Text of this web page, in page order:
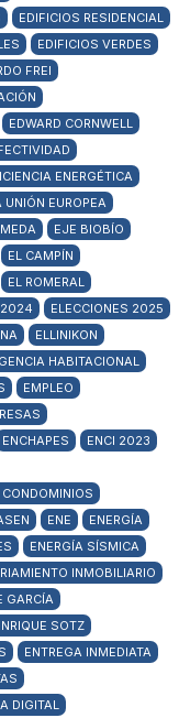
EDIFICIOS RESIDENCIAL
EDIFICIOS VERDES
FREI
EDWARD CORNWELL
ENERGÉTICA
UNIÓN EUROPEA
EJE BIOBÍO
EL CAMPÍN
EL ROMERAL
2024
ELECCIONES 2025
ELLINIKON
HABITACIONAL
EMPLEO
ENCHAPES
ENCI 2023
ENE
ENERGÍA
ENERGÍA SÍSMICA
INMOBILIARIO
GARCÍA
SOTZ
ENTREGA INMEDIATA
DIGITAL